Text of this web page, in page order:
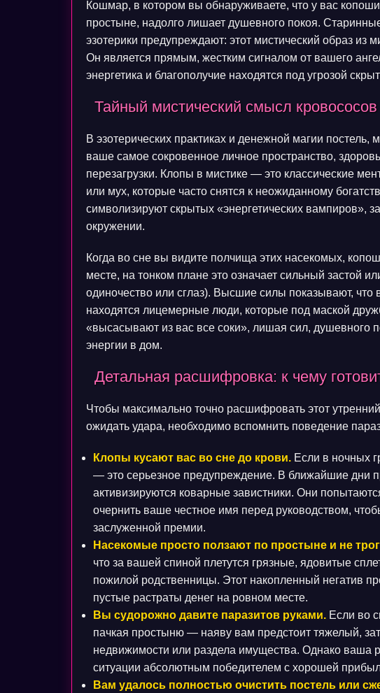
Кошмар, в котором вы обнаруживаете, что у вас
простыне, надолго лишает душевного покоя.
эзотерики предупреждают: этот мистический образ из
Он является прямым, жестким сигналом от вашего
энергетика и благополучие находятся под угрозой
Тайный мистический смысл
В эзотерических практиках и денежной магии
ваше самое сокровенное личное пространство,
перезагрузки. Клопы в мистике — это классические
или мух, которые часто снятся к неожиданному
символизируют скрытых «энергетических вампиров»,
окружении.
Когда во сне вы видите полчища этих насекомых,
месте, на тонком плане это означает сильный застой
одиночество или сглаз). Высшие силы показывают,
находятся лицемерные люди, которые под маской
«высасывают из вас все соки», лишая сил, душевного
энергии в дом.
Детальная расшифровка: к чему
Чтобы максимально точно расшифровать этот
ожидать удара, необходимо вспомнить поведение
Клопы кусают вас во сне до крови. Если в ночных
— это серьезное предупреждение. В ближайшие дни
активизируются коварные завистники. Они
очернить ваше честное имя перед руководством,
заслуженной премии.
Насекомые просто ползают по простыне и не
что за вашей спиной плетутся грязные, ядовитые
пожилой родственницы. Этот накопленный негатив
пустые растраты денег на ровном месте.
Вы судорожно давите паразитов руками. Если во
пачкая простыню — наяву вам предстоит тяжелый,
недвижимости или раздела имущества. Однако ваша
ситуации абсолютным победителем с хорошей
Вам удалось полностью очистить постель или